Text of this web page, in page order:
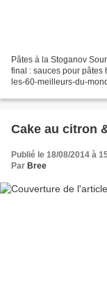
Pâtes à la Stoganov
final : sauces pour pâtes
les-60-meilleurs-du-
Cake au citron
Publié le 18/08/2014 à
Par Bree